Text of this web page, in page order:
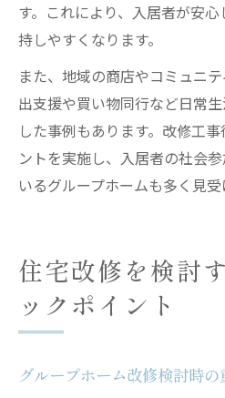
す。これにより、入居者が安
持しやすくなります。
また、地域の商店やコミュニ
出支援や買い物同行など日常
した事例もあります。改修工
ントを実施し、入居者の社会
いるグループホームも多く見受
住宅改修を検討
ックポイント
グループホーム改修検討時